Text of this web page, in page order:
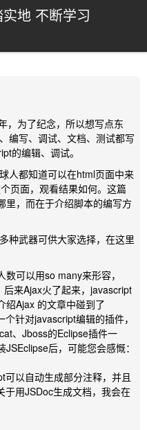
地 不断学习
，为了纪念，所以想写点东
编写、调试、文档、测试都写
的编辑、调试。
人都知道可以在html页面中来
页面，观看结果如何。这篇
里，而在于介绍脚本的编写方
种武器可供大家选择，在这里
可以用so many来形容，
来Ajax火了起来，javascript
绍Ajax 的文章中碰到了
针对javascript编辑的插件，
、Jboss的Eclipse插件一
后，可能您会感慨：
以自动生成部分注释，并且
于用JSDoc生成文档，我会在